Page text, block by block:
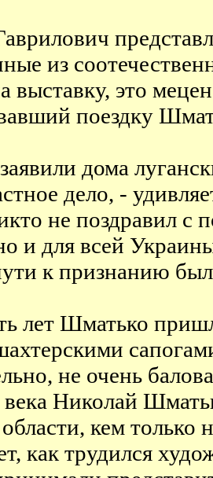
из
выставку, это
поездку
дома
дело, -
не поздравил с
и для всей
к признанию
лет Шматько
не очень
Николай
кем только
как трудился